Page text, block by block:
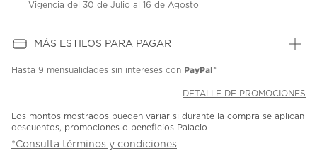
Vigencia del 30 de Julio al 16 de Agosto
MÁS ESTILOS PARA PAGAR
Hasta 9 mensualidades sin intereses con PayPal*
DETALLE DE PROMOCIONES
Los montos mostrados pueden variar si durante la compra se aplican
descuentos, promociones o beneficios Palacio
*Consulta términos y condiciones